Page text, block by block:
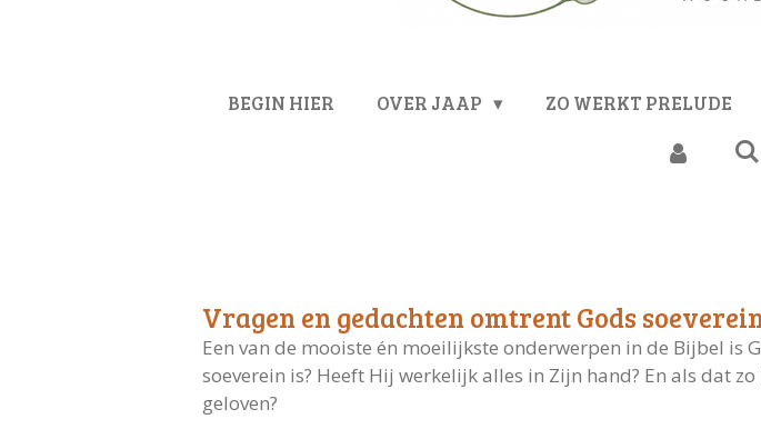
BEGIN HIER OVER JAAP ZO WERKT PRELUDE
Vragen en gedachten omtrent Gods
Een van de mooiste én moeilijkste onderwerpen in de Bijbel is
soeverein is? Heeft Hij werkelijk alles in Zijn hand? En als dat
geloven?